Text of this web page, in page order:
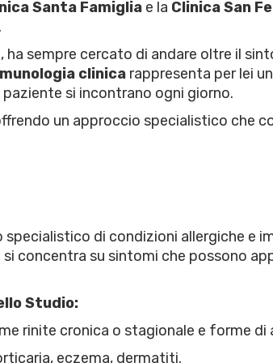
Santa Famiglia e la Clinica San
sempre cercato di andare oltre il
clinica rappresenta per lei
si incontrano ogni giorno.
un approccio specialistico che
specialistico di condizioni allergiche e
concentra su sintomi che possono
Studio:
rinite cronica o stagionale e forme di
eczema, dermatiti.